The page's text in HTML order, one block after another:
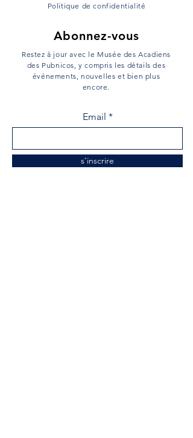
Politique de confidentialité
Abonnez-vous
Restez à jour avec le Musée des Acadiens
des Pubnicos, y compris les détails des
événements, nouvelles et bien plus
encore.
Email
s'inscrire